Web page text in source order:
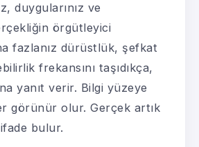
duygularınız ve
örgütleyici
fazlanız dürüstlük, şefkat
frekansını taşıdıkça,
yanıt verir. Bilgi yüzeye
görünür olur. Gerçek artık
bulur.